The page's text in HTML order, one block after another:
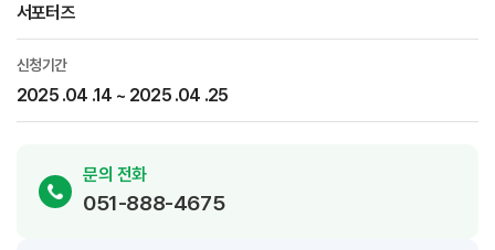
서포터즈
신청기간
2025 .04 .14 ~ 2025 .04 .25
문의 전화
051-888-4675